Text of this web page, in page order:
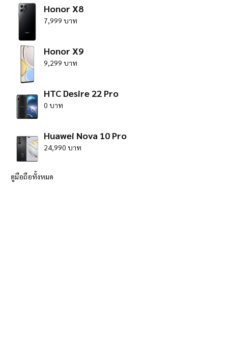
Honor X8
7,999 บาท
Honor X9
9,299 บาท
HTC Desire 22 Pro
0 บาท
Huawei Nova 10 Pro
24,990 บาท
ดูมือถือทั้งหมด